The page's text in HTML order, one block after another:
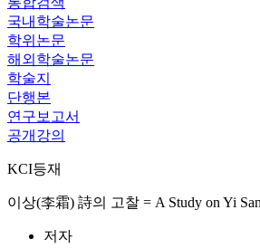
국내학술논문
학위논문
해외학술논문
학술지
단행본
연구보고서
공개강의
KCI등재
이상(李霜) 詩의 고찰 = A Study on Yi
저자